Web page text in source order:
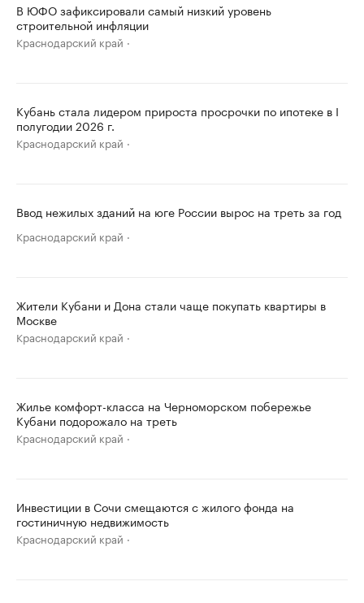
В ЮФО зафиксировали самый низкий уровень
строительной инфляции
Краснодарский край
Кубань стала лидером прироста просрочки по ипотеке в I
полугодии 2026 г.
Краснодарский край
Ввод нежилых зданий на юге России вырос на треть за год
Краснодарский край
Жители Кубани и Дона стали чаще покупать квартиры в
Москве
Краснодарский край
Жилье комфорт-класса на Черноморском побережье
Кубани подорожало на треть
Краснодарский край
Инвестиции в Сочи смещаются с жилого фонда на
гостиничную недвижимость
Краснодарский край